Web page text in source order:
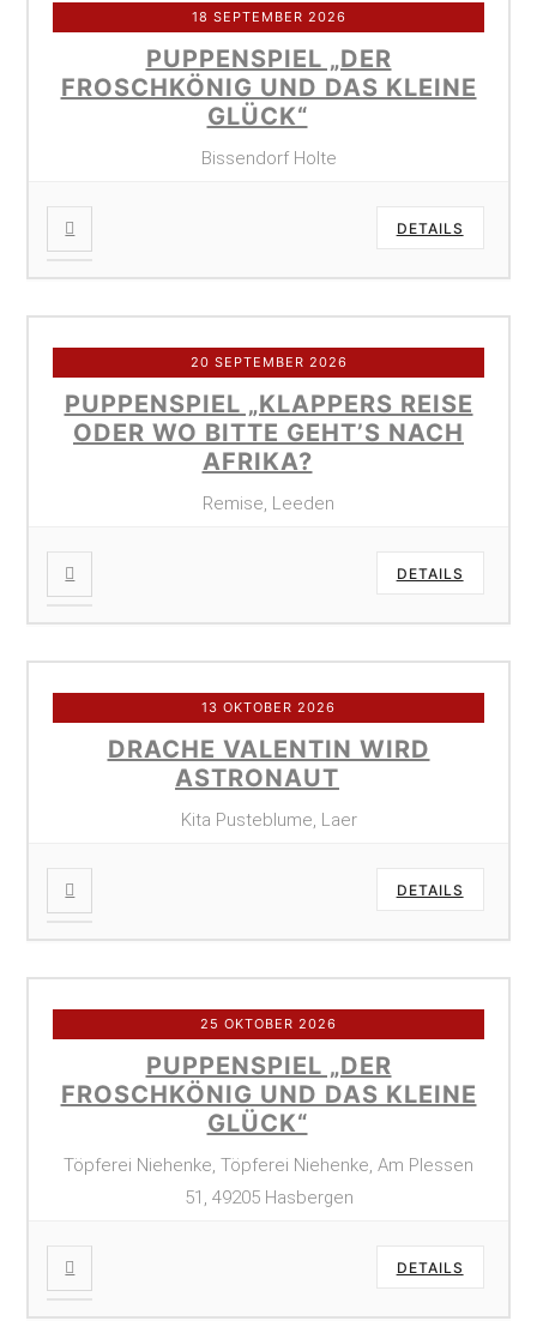
18 SEPTEMBER 2026
PUPPENSPIEL „DER
FROSCHKÖNIG UND DAS KLEINE
GLÜCK“
Bissendorf Holte
DETAILS
20 SEPTEMBER 2026
PUPPENSPIEL „KLAPPERS REISE
ODER WO BITTE GEHT’S NACH
AFRIKA?
Remise, Leeden
DETAILS
13 OKTOBER 2026
DRACHE VALENTIN WIRD
ASTRONAUT
Kita Pusteblume, Laer
DETAILS
25 OKTOBER 2026
PUPPENSPIEL „DER
FROSCHKÖNIG UND DAS KLEINE
GLÜCK“
Töpferei Niehenke, Töpferei Niehenke, Am Plessen
51, 49205 Hasbergen
DETAILS